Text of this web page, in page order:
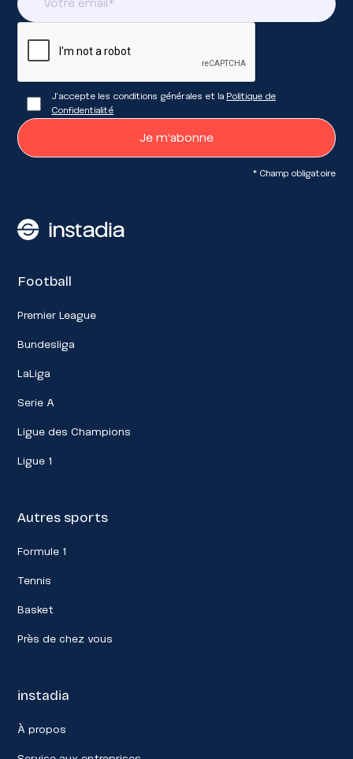
J'accepte les conditions générales et la Politique de
Confidentialité
* Champ obligatoire
Football
Premier League
Bundesliga
LaLiga
Serie A
Ligue des Champions
Ligue 1
Autres sports
Formule 1
Tennis
Basket
Près de chez vous
instadia
À propos